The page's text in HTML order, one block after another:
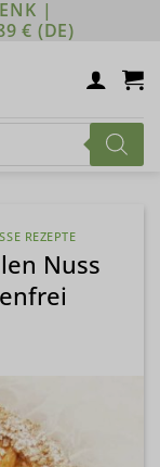
|
€ (DE)
REZEPTE
Nuss